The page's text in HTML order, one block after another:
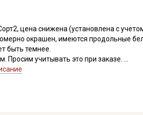
цена снижена (установлена с
окрашен, имеются продольные
быть темнее.
Просим учитывать это при заказе.